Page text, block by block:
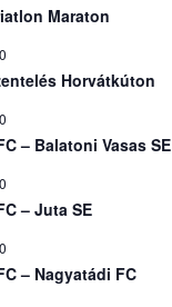
Maraton
Horvátkúton
– Balatoni Vasas SE
– Juta SE
– Nagyatádi FC